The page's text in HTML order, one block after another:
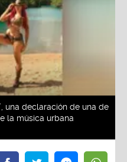
una declaración de una de
la música urbana